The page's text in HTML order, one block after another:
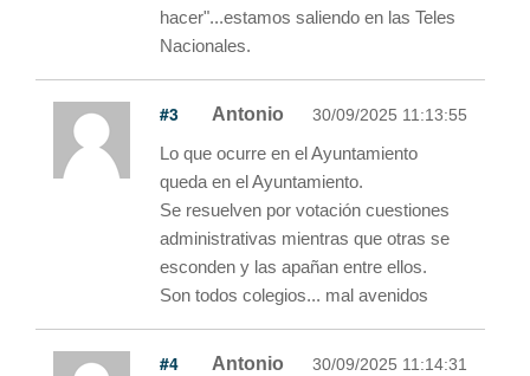
hacer"...estamos saliendo en las Teles
Nacionales.
#3 Antonio 30/09/2025 11:13:55
Lo que ocurre en el Ayuntamiento
queda en el Ayuntamiento.
Se resuelven por votación cuestiones
administrativas mientras que otras se
esconden y las apañan entre ellos.
Son todos colegios... mal avenidos
#4 Antonio 30/09/2025 11:14:31